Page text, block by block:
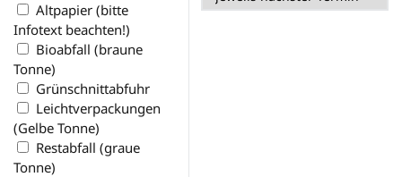
Altpapier (bitte
Infotext beachten!)
Bioabfall (braune
Tonne)
Grünschnittabfuhr
Leichtverpackungen
(Gelbe Tonne)
Restabfall (graue
Tonne)